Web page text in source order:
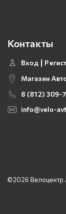
Контакты
Вход
Магазин
8 (812) 309-
info@velo-
©2026 Велоцентр